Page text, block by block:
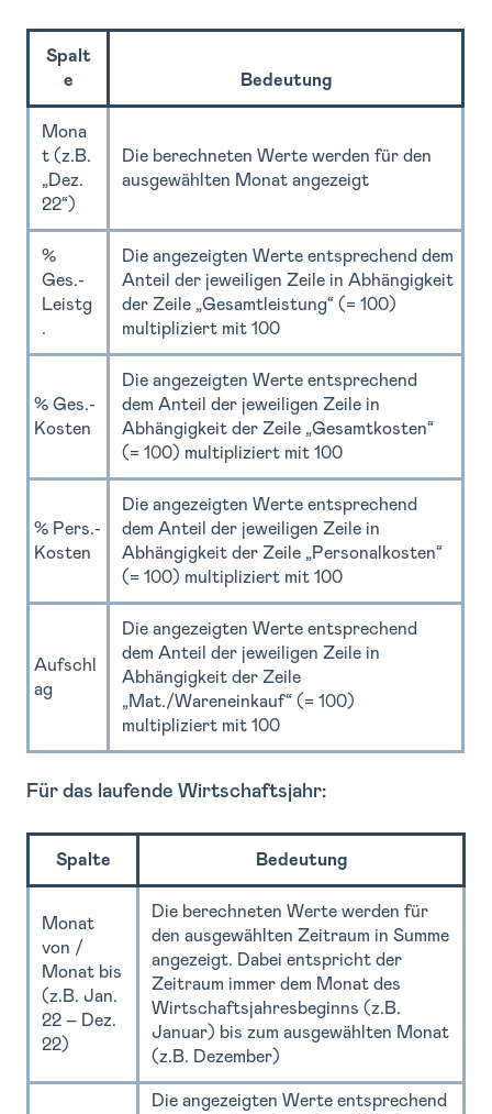
Spalt
e
Bedeutung
Mona
t (z.B.
„Dez.
22“)
Die berechneten Werte werden für den
ausgewählten Monat angezeigt
%
Ges.-
Leistg
.
Die angezeigten Werte entsprechend dem
Anteil der jeweiligen Zeile in Abhängigkeit
der Zeile „Gesamtleistung“ (= 100)
multipliziert mit 100
% Ges.-
Kosten
Die angezeigten Werte entsprechend
dem Anteil der jeweiligen Zeile in
Abhängigkeit der Zeile „Gesamtkosten“
(= 100) multipliziert mit 100
% Pers.-
Kosten
Die angezeigten Werte entsprechend
dem Anteil der jeweiligen Zeile in
Abhängigkeit der Zeile „Personalkosten“
(= 100) multipliziert mit 100
Aufschl
ag
Die angezeigten Werte entsprechend
dem Anteil der jeweiligen Zeile in
Abhängigkeit der Zeile
„Mat./Wareneinkauf“ (= 100)
multipliziert mit 100
Für das laufende Wirtschaftsjahr:
Spalte Bedeutung
Monat
von /
Monat bis
(z.B. Jan.
22 – Dez.
22)
Die berechneten Werte werden für
den ausgewählten Zeitraum in Summe
angezeigt. Dabei entspricht der
Zeitraum immer dem Monat des
Wirtschaftsjahresbeginns (z.B.
Januar) bis zum ausgewählten Monat
(z.B. Dezember)
Die angezeigten Werte entsprechend